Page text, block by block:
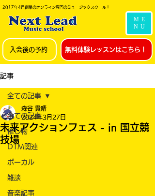
2017年4月創業のオンライン専門のミュージックスクール！
ME
NU
入会後の予約 無料体験レッスンはこちら！
記事
全ての記事
催し物
DTM関連
ボーカル
雑談
音楽記事
全ての記事
未来アクションフェス - in 国立競
技場
森谷 貴晴
2024年3月27日